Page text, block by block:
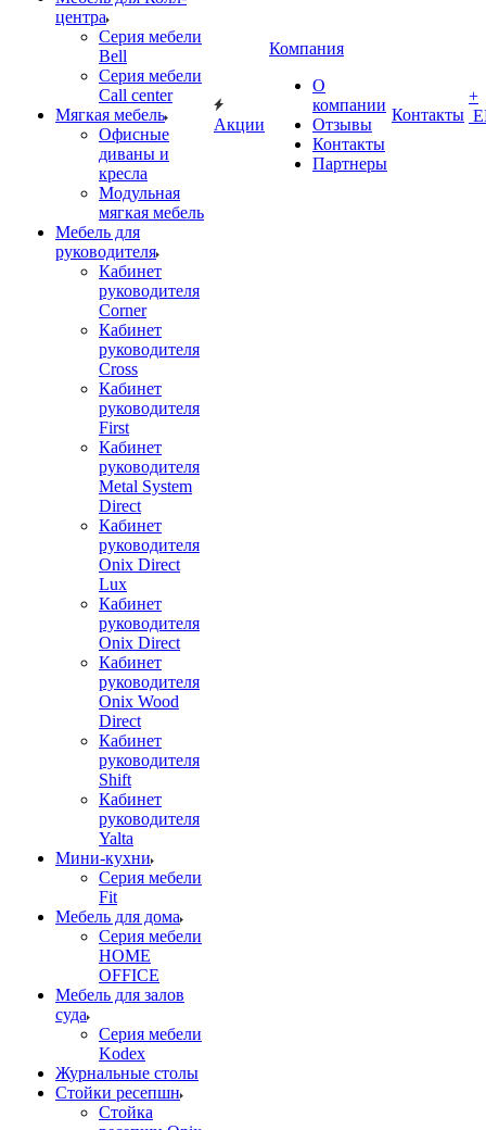
центра
Серия мебели
Bell
Серия мебели
Call center
Мягкая мебель
Офисные
диваны и
кресла
Модульная
мягкая мебель
Мебель для
руководителя
Кабинет
руководителя
Corner
Кабинет
руководителя
Cross
Кабинет
руководителя
First
Кабинет
руководителя
Metal System
Direct
Кабинет
руководителя
Onix Direct
Lux
Кабинет
руководителя
Onix Direct
Кабинет
руководителя
Onix Wood
Direct
Кабинет
руководителя
Shift
Кабинет
руководителя
Yalta
Мини-кухни
Серия мебели
Fit
Мебель для дома
Серия мебели
HOME
OFFICE
Мебель для залов
суда
Серия мебели
Kodex
Журнальные столы
Стойки ресепшн
Стойка
Акции
Компания
О
компании
Отзывы
Контакты
Партнеры
Контакты
+